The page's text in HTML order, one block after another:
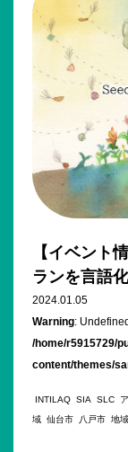
【イベント
ランを言語
2024.01.05
Warning:
/home/r5915729/
content/themes/
INTILAQ SIA SLC
域 仙台市 八戸市 地